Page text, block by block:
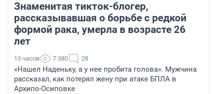
Знаменитая тикток-блогер,
рассказывавшая о борьбе с редкой
формой рака, умерла в возрасте 26
лет
13 часов 7 380 28
«Нашел Наденьку, а у нее пробита голова». Мужчина
рассказал, как потерял жену при атаке БПЛА в
Архипо-Осиповке